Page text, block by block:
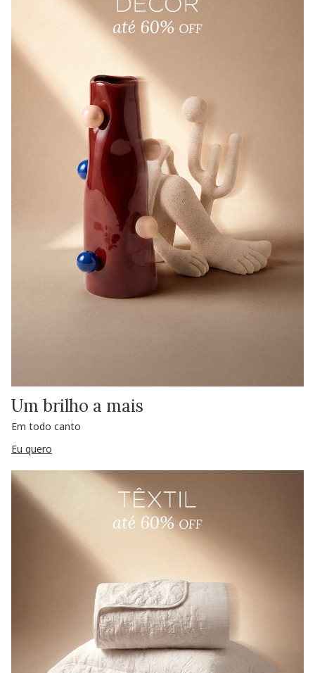
Um brilho a mais
Em todo canto
Eu quero